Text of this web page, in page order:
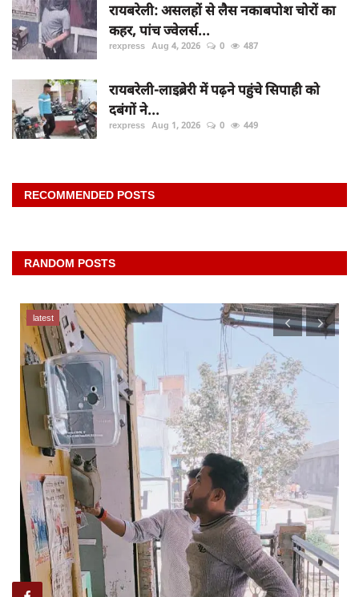
रायबरेली: असलहों से लैस नकाबपोश चोरों का
कहर, पांच ज्वेलर्स...
rexpress Aug 4, 2026 0 487
रायबरेली-लाइब्रेरी में पढ़ने पहुंचे सिपाही को
दबंगों ने...
rexpress Aug 1, 2026 0 449
RECOMMENDED POSTS
RANDOM POSTS
latest